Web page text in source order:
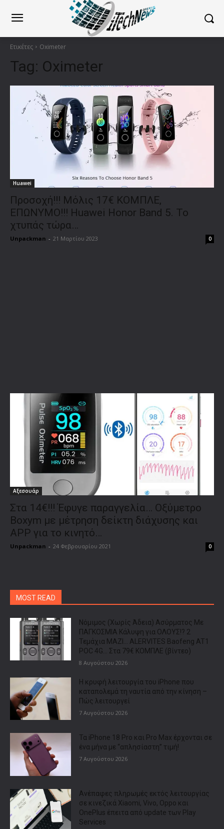
Ετικέτες Oximeter
Tag: Oximeter
Huawei
Προσοχή!!! Μόλις 17€ ΚΟΜΠΛΕ,
ΕΠΩΝΥΜΟ!!! Huawei Honor Band 5. Το
χτυπάς τώρα…
Unpackman - 21 Μαρτίου 2023 0
Αξεσουάρ
Στα 14€!!! Έφυγε παραγγελία… Οξύμετρο
Boxym με μέτρηση δείκτη διάχυσης και
APP για το κινητό…
Unpackman - 24 Φεβρουαρίου 2021 0
MOST READ
Νόμιμος (Χωρίς Άδεια) Ασύρματος Με
ΠΑΓΚΟΣΜΙΑ Κάλυψη για ΟΛΟΥΣ!? 2
Τεμάχια ΜΑΖΙ… ALERVITES Baofeng AT1
POC 4G… Στα 79€ ΚΟΜΠΛΕ (βίντεο)
8 Αυγούστου 2026
Η κρυφή λειτουργία του iPhone που
καταπολεμά τη ναυτία από την κίνηση –
Πώς λειτουργεί
7 Αυγούστου 2026
Τα iPhone 18 Pro και Pro Max έρχονται σε
ένα μήνα με “απλησίαστη” τιμή!
7 Αυγούστου 2026
Ανέπαφες πληρωμές εκτός λειτουργίας
σε κινεζικά Xiaomi, Vivo, Oppo και
OnePlus έπειτα από update των Play
Services